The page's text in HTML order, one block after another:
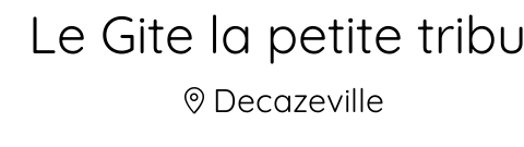
Le Gite la petite tribu
Decazeville